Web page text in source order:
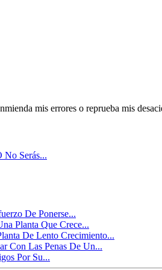
mis errores o reprueba mis
No Serás...
De Ponerse...
Planta Que Crece...
De Lento Crecimiento...
Con Las Penas De Un...
Por Su...